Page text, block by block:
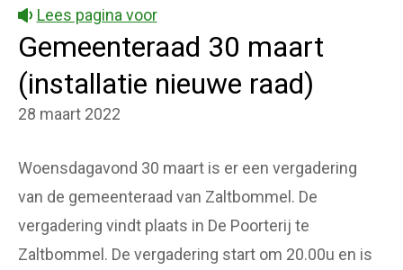
Lees pagina voor
Gemeenteraad 30 maart
(installatie nieuwe raad)
28 maart 2022
Woensdagavond 30 maart is er een vergadering
van de gemeenteraad van Zaltbommel. De
vergadering vindt plaats in De Poorterij te
Zaltbommel. De vergadering start om 20.00u en is